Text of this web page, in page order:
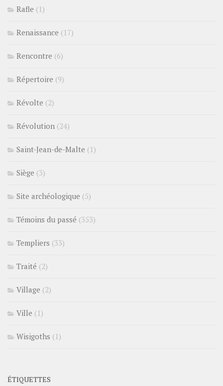
Rafle (1)
Renaissance (17)
Rencontre (6)
Répertoire (9)
Révolte (2)
Révolution (24)
Saint-Jean-de-Malte (1)
Siège (3)
Site archéologique (5)
Témoins du passé (353)
Templiers (33)
Traité (2)
Village (2)
Ville (1)
Wisigoths (1)
ÉTIQUETTES